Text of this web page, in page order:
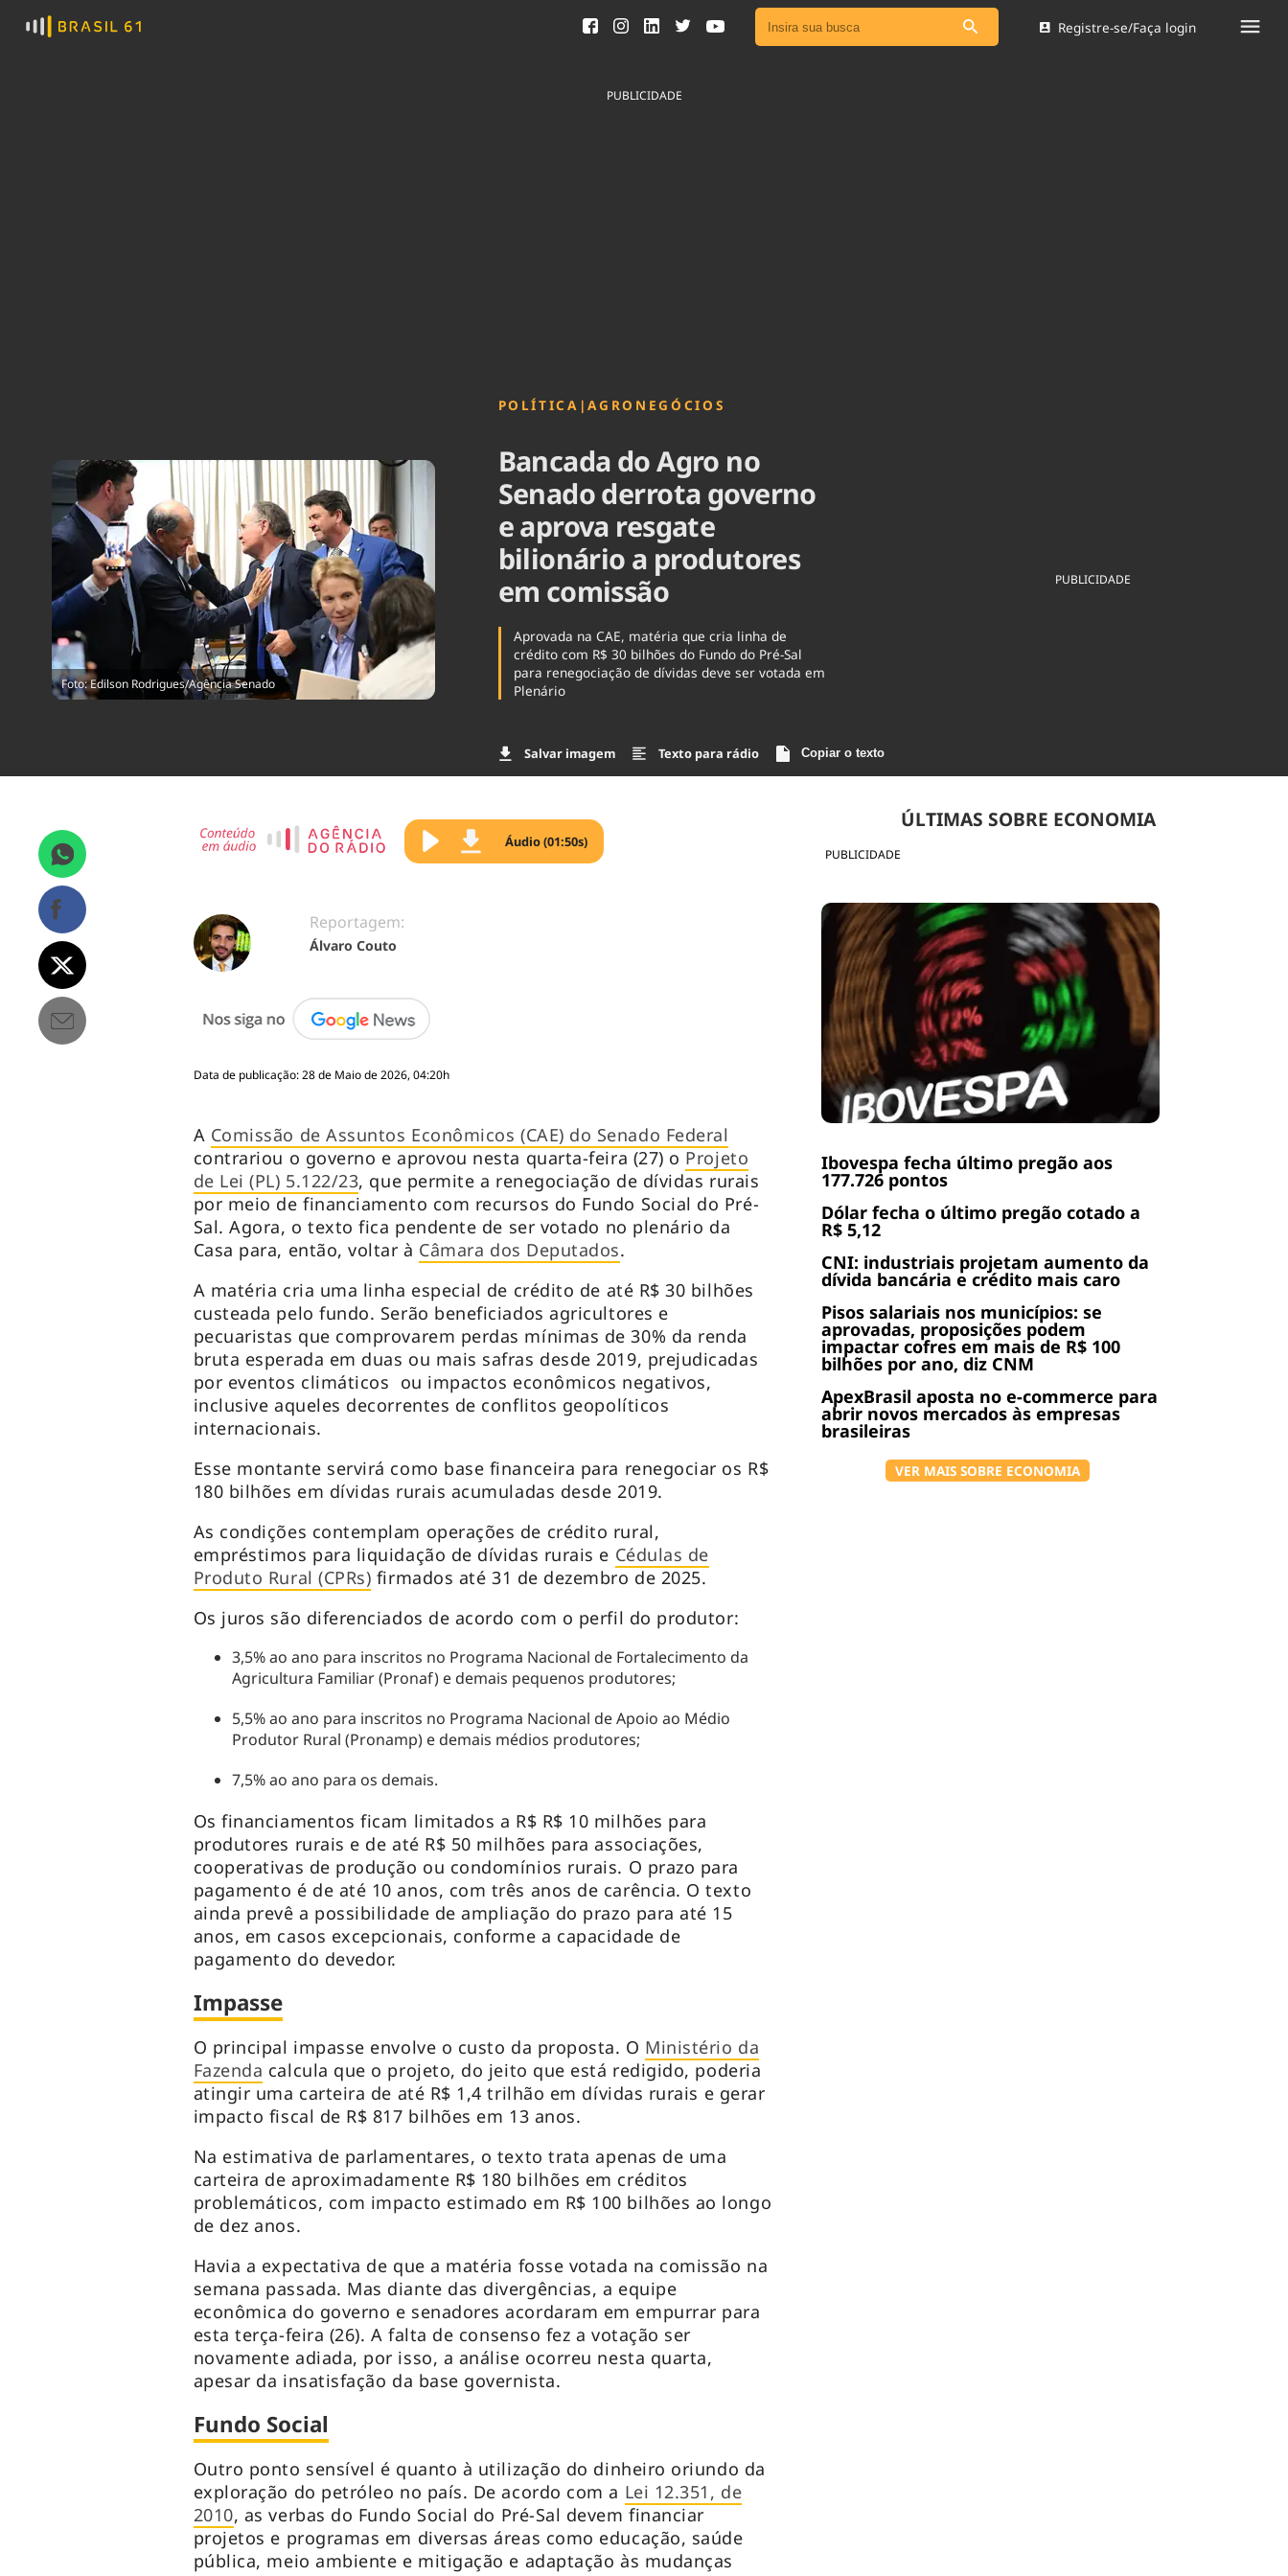
Ver todas as notícias
Brasil Mineral
Ciência & Tecnologia
Comportamento
Registre-se/Faça login
PUBLICIDADE
Foto: Edilson Rodrigues/Agência Senado
POLÍTICA |AGRONEGÓCIOS
Bancada do Agro no
Senado derrota governo
e aprova resgate
bilionário a produtores
em comissão
Aprovada na CAE, matéria que cria linha de
crédito com R$ 30 bilhões do Fundo do Pré-Sal
para renegociação de dívidas deve ser votada em
Plenário
Salvar imagem Texto para rádio Copiar o texto
PUBLICIDADE
PUBLICIDADE
ÚLTIMAS SOBRE ECONOMIA
Ibovespa fecha último pregão aos
177.726 pontos
Dólar fecha o último pregão cotado a
R$ 5,12
CNI: industriais projetam aumento da
dívida bancária e crédito mais caro
Pisos salariais nos municípios: se
aprovadas, proposições podem
impactar cofres em mais de R$ 100
bilhões por ano, diz CNM
ApexBrasil aposta no e-commerce para
abrir novos mercados às empresas
brasileiras
VER MAIS SOBRE ECONOMIA
Áudio (01:50s)
Reportagem:
Álvaro Couto
Data de publicação: 28 de Maio de 2026, 04:20h
A Comissão de Assuntos Econômicos (CAE) do Senado Federal
contrariou o governo e aprovou nesta quarta-feira (27) o Projeto
de Lei (PL) 5.122/23, que permite a renegociação de dívidas rurais
por meio de financiamento com recursos do Fundo Social do Pré-
Sal. Agora, o texto fica pendente de ser votado no plenário da
Casa para, então, voltar à Câmara dos Deputados.
A matéria cria uma linha especial de crédito de até R$ 30 bilhões
custeada pelo fundo. Serão beneficiados agricultores e
pecuaristas que comprovarem perdas mínimas de 30% da renda
bruta esperada em duas ou mais safras desde 2019, prejudicadas
por eventos climáticos ou impactos econômicos negativos,
inclusive aqueles decorrentes de conflitos geopolíticos
internacionais.
Esse montante servirá como base financeira para renegociar os R$
180 bilhões em dívidas rurais acumuladas desde 2019.
As condições contemplam operações de crédito rural,
empréstimos para liquidação de dívidas rurais e Cédulas de
Produto Rural (CPRs) firmados até 31 de dezembro de 2025.
Os juros são diferenciados de acordo com o perfil do produtor:
3,5% ao ano para inscritos no Programa Nacional de Fortalecimento da
Agricultura Familiar (Pronaf) e demais pequenos produtores;
5,5% ao ano para inscritos no Programa Nacional de Apoio ao Médio
Produtor Rural (Pronamp) e demais médios produtores;
7,5% ao ano para os demais.
Os financiamentos ficam limitados a R$ R$ 10 milhões para
produtores rurais e de até R$ 50 milhões para associações,
cooperativas de produção ou condomínios rurais. O prazo para
pagamento é de até 10 anos, com três anos de carência. O texto
ainda prevê a possibilidade de ampliação do prazo para até 15
anos, em casos excepcionais, conforme a capacidade de
pagamento do devedor.
Impasse
O principal impasse envolve o custo da proposta. O Ministério da
Fazenda calcula que o projeto, do jeito que está redigido, poderia
atingir uma carteira de até R$ 1,4 trilhão em dívidas rurais e gerar
impacto fiscal de R$ 817 bilhões em 13 anos.
Na estimativa de parlamentares, o texto trata apenas de uma
carteira de aproximadamente R$ 180 bilhões em créditos
problemáticos, com impacto estimado em R$ 100 bilhões ao longo
de dez anos.
Havia a expectativa de que a matéria fosse votada na comissão na
semana passada. Mas diante das divergências, a equipe
econômica do governo e senadores acordaram em empurrar para
esta terça-feira (26). A falta de consenso fez a votação ser
novamente adiada, por isso, a análise ocorreu nesta quarta,
apesar da insatisfação da base governista.
Fundo Social
Outro ponto sensível é quanto à utilização do dinheiro oriundo da
exploração do petróleo no país. De acordo com a Lei 12.351, de
2010, as verbas do Fundo Social do Pré-Sal devem financiar
projetos e programas em diversas áreas como educação, saúde
pública, meio ambiente e mitigação e adaptação às mudanças